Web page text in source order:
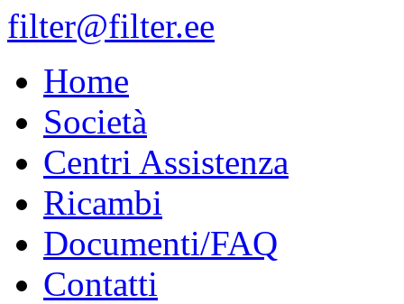
filter@filter.ee
Home
Società
Centri Assistenza
Ricambi
Documenti/FAQ
Contatti